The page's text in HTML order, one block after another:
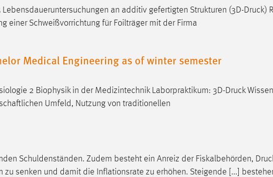
Lebensdaueruntersuchungen an additiv gefertigten Strukturen (3D-Druck)
einer Schweißvorrichtung für Foilträger mit der Firma
Medical Engineering as of winter semester
2 Biophysik in der Medizintechnik Laborpraktikum: 3D-Druck
Umfeld, Nutzung von traditionellen
Schuldenständen. Zudem besteht ein Anreiz der Fiskalbehörden,
zu senken und damit die Inflationsrate zu erhöhen. Steigende [...]